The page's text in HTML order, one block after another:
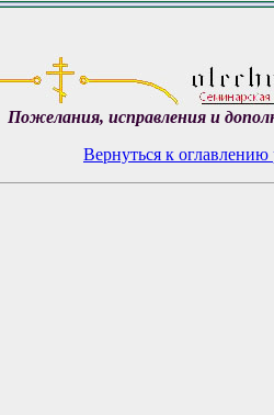
Пожелания, исправления и
Вернуться к оглавлению